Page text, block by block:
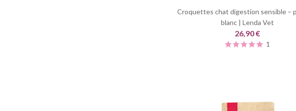
Croquettes chat digestion sensible –
blanc | Lenda Vet
26,90 €
1